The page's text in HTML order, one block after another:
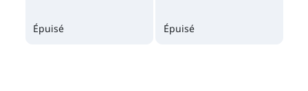
Épuisé Épuisé